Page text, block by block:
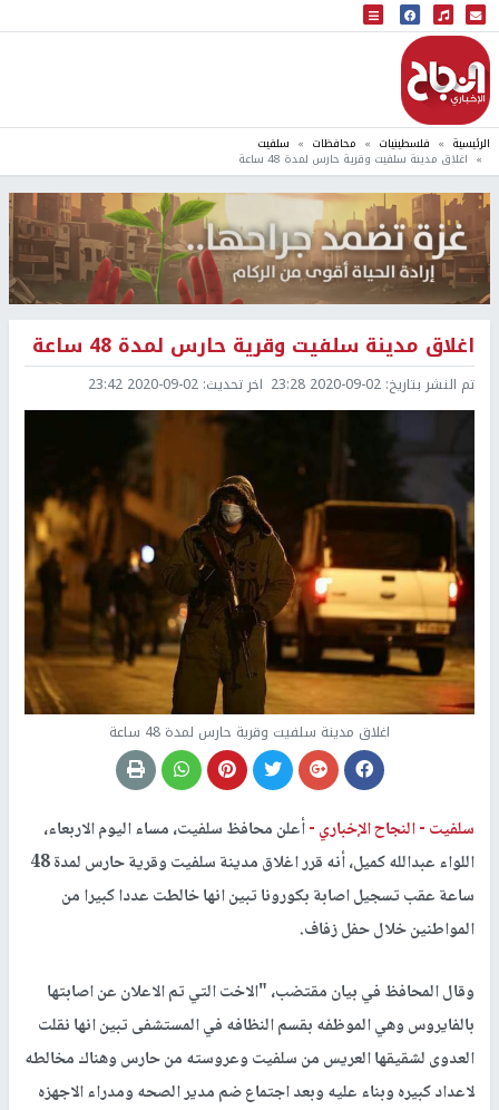
البث المباشر
إذاعة النجاح
الرئيسية فلسطينيات محافظات سلفيت
اغلاق مدينة سلفيت وقرية حارس لمدة 48 ساعة
اغلاق مدينة سلفيت وقرية حارس لمدة 48 ساعة
تم النشر بتاريخ: 2020-09-02 23:28 اخر تحديث: 2020-09-02 23:42
اغلاق مدينة سلفيت وقرية حارس لمدة 48 ساعة
سلفيت -النجاح الإخباري -أعلن محافظ سلفيت، مساء اليوم الاربعاء،
اللواء عبدالله كميل، أنه قرر اغلاق مدينة سلفيت وقرية حارس لمدة 48
ساعة عقب تسجيل اصابة بكورونا تبين انها خالطت عددا كبيرا من
المواطنين خلال حفل زفاف.
وقال المحافظ في بيان مقتضب، "الاخت التي تم الاعلان عن اصابتها
بالفايروس وهي الموظفه بقسم النظافه في المستشفى تبين انها نقلت
العدوى لشقيقها العريس من سلفيت وعروسته من حارس وهناك مخالطه
لاعداد كبيره وبناء عليه وبعد اجتماع ضم مدير الصحه ومدراء الاجهزه